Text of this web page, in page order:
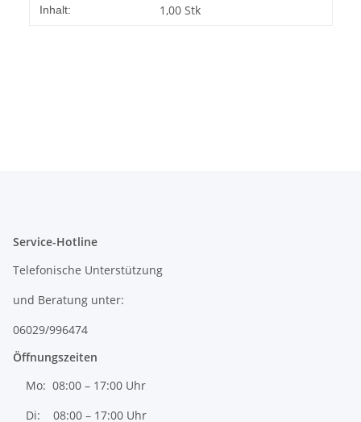
Inhalt: 1,00 Stk
Service-Hotline
Telefonische Unterstützung
und Beratung unter:
06029/996474
Öffnungszeiten
Mo: 08:00 – 17:00 Uhr
Di: 08:00 – 17:00 Uhr